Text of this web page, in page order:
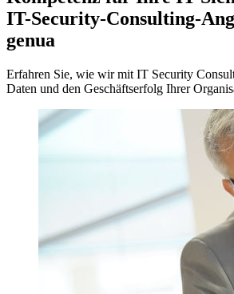
IT-Security-Consulting-
genua
Erfahren Sie, wie wir mit IT Security
Daten und den Geschäftserfolg Ihrer